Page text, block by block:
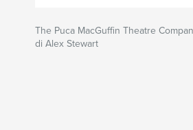
The Puca MacGuffin Theatre
di Alex Stewart